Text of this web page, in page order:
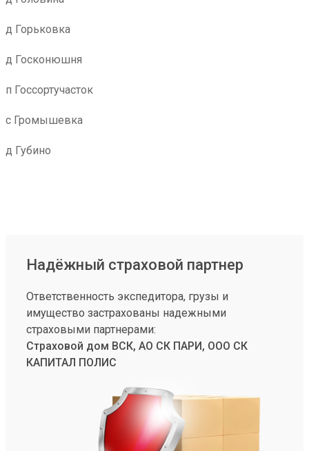
д Горьковка
д Госконюшня
п Госсортучасток
с Громышевка
д Губино
Надёжный страховой партнер
Ответственность экспедитора, грузы и
имущество застрахованы надежными
страховыми партнерами:
Страховой дом ВСК, АО СК ПАРИ, ООО СК
КАПИТАЛ ПОЛИС